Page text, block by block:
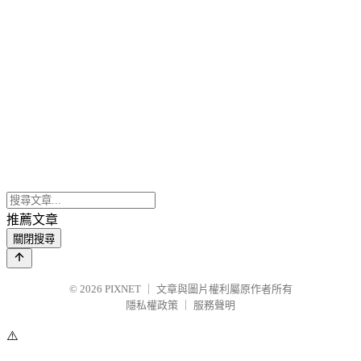
推薦文章
關閉搜尋
© 2026 PIXNET
文章與圖片權利屬原作者所有
隱私權政策
服務聲明
⚠️